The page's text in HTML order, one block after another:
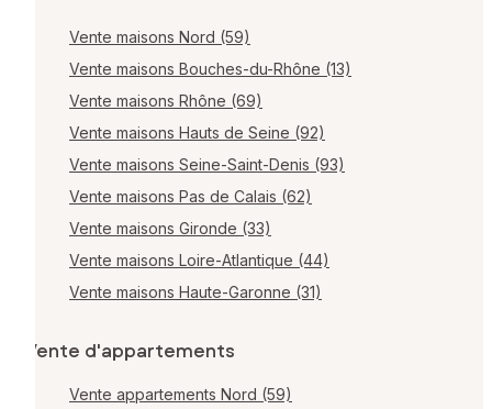
Vente maisons Nord (59)
Vente maisons Bouches-du-Rhône (13)
Vente maisons Rhône (69)
Vente maisons Hauts de Seine (92)
Vente maisons Seine-Saint-Denis (93)
Vente maisons Pas de Calais (62)
Vente maisons Gironde (33)
Vente maisons Loire-Atlantique (44)
Vente maisons Haute-Garonne (31)
Vente d'appartements
Vente appartements Nord (59)